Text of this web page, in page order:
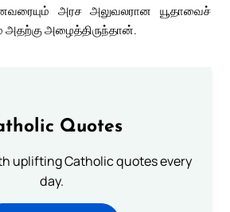
அரச அலுவலரான யூதாவைச்
அழைத்திருந்தான்.
Quotes
uplifting Catholic quotes every
day.